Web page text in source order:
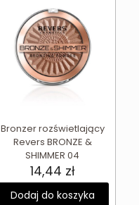
Bronzer rozświetlający
Revers BRONZE &
SHIMMER 04
14,44 zł
Dodaj do koszyka